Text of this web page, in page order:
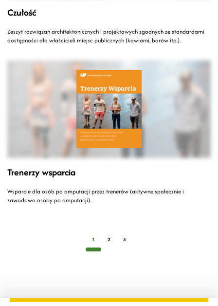
Czułość
Zeszyt rozwiązań architektonicznych i projektowych zgodnych ze standardami
dostępności dla właścicieli miejsc publicznych (kawiarni, barów itp.).
Trenerzy wsparcia
Wsparcie dla osób po amputacji przez trenerów (aktywne społecznie i
zawodowo osoby po amputacji).
1 2 3